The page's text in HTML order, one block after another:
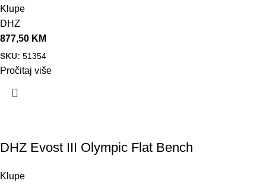
Klupe
DHZ
877,50 KM
SKU: 51354
Pročitaj više
DHZ Evost III Olympic Flat Bench
Klupe